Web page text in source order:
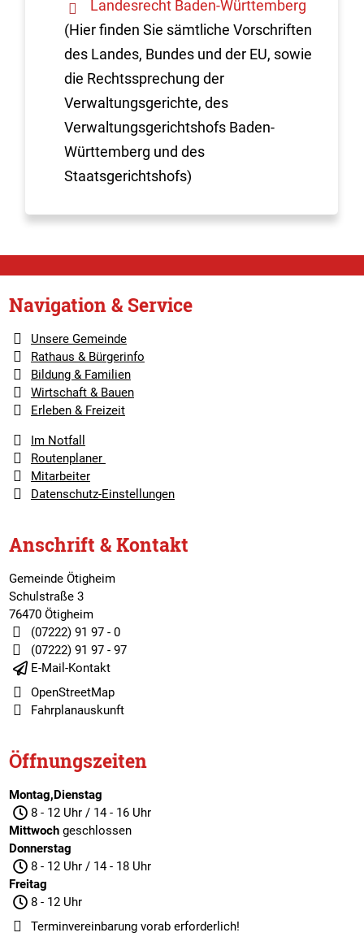
Landesrecht Baden-Württemberg
(Hier finden Sie sämtliche Vorschriften
des Landes, Bundes und der EU, sowie
die Rechtssprechung der
Verwaltungsgerichte, des
Verwaltungsgerichtshofs Baden-
Württemberg und des
Staatsgerichtshofs)
Navigation & Service
Unsere Gemeinde
Rathaus & Bürgerinfo
Bildung & Familien
Wirtschaft & Bauen
Erleben & Freizeit
Im Notfall
Routenplaner
Mitarbeiter
Datenschutz-Einstellungen
Anschrift & Kontakt
Gemeinde Ötigheim
Schulstraße 3
76470 Ötigheim
(07222) 91 97 - 0
(07222) 91 97 - 97
E-Mail-Kontakt
OpenStreetMap
Fahrplanauskunft
Öffnungszeiten
Montag,Dienstag
8 - 12 Uhr / 14 - 16 Uhr
Mittwochgeschlossen
Donnerstag
8 - 12 Uhr / 14 - 18 Uhr
Freitag
8 - 12 Uhr
Terminvereinbarungvorab erforderlich!